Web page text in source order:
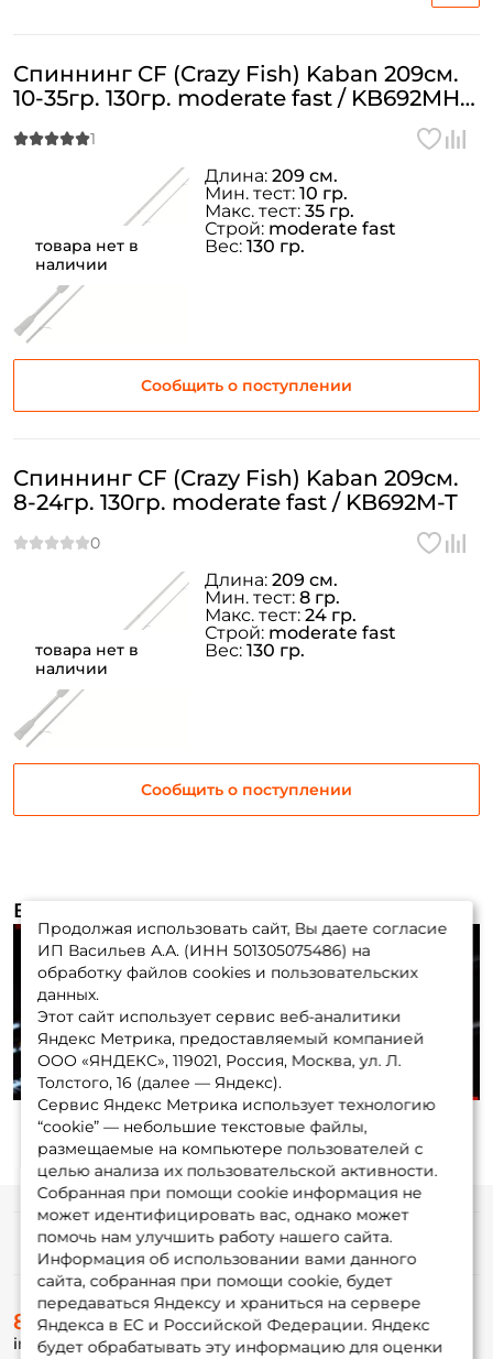
товара нет в
наличии
Спиннинг CF (Crazy Fish) Kaban 209см.
10-35гр. 130гр. moderate fast / KB692MH-
Сообщить о поступлении
Длина: 209 см.
Мин. тест: 10 гр.
Макс. тест: 35 гр.
Строй: moderate fast
Вес: 130 гр.
товара нет в
наличии
Спиннинг CF (Crazy Fish) Kaban 209см.
8-24гр. 130гр. moderate fast / KB692M-T
Сообщить о поступлении
Длина: 209 см.
Мин. тест: 8 гр.
Макс. тест: 24 гр.
Строй: moderate fast
Вес: 130 гр.
Видеообзоры (1)
Play
Продолжая использовать сайт, Вы даете согласие
ИП Васильев А.А. (ИНН 501305075486) на
обработку файлов cookies и пользовательских
данных.
Этот сайт использует сервис веб-аналитики
Яндекс Метрика, предоставляемый компанией
ООО «ЯНДЕКС», 119021, Россия, Москва, ул. Л.
Толстого, 16 (далее — Яндекс).
Сервис Яндекс Метрика использует технологию
“cookie” — небольшие текстовые файлы,
размещаемые на компьютере пользователей с
целью анализа их пользовательской активности.
Собранная при помощи cookie информация не
может идентифицировать вас, однако может
помочь нам улучшить работу нашего сайта.
Информация об использовании вами данного
сайта, собранная при помощи cookie, будет
передаваться Яндексу и храниться на сервере
Яндекса в ЕС и Российской Федерации. Яндекс
будет обрабатывать эту информацию для оценки
Создать аккаунт
Email: *
Номер телефона: *
Придумайте пароль: *
Заполняя данную форму вы соглашаетесь на обработку
У меня уже есть аккаунт
Информация
О магазине
Доставка
Оплата
8 (495) 532-77-88
info@foxfishing.ru